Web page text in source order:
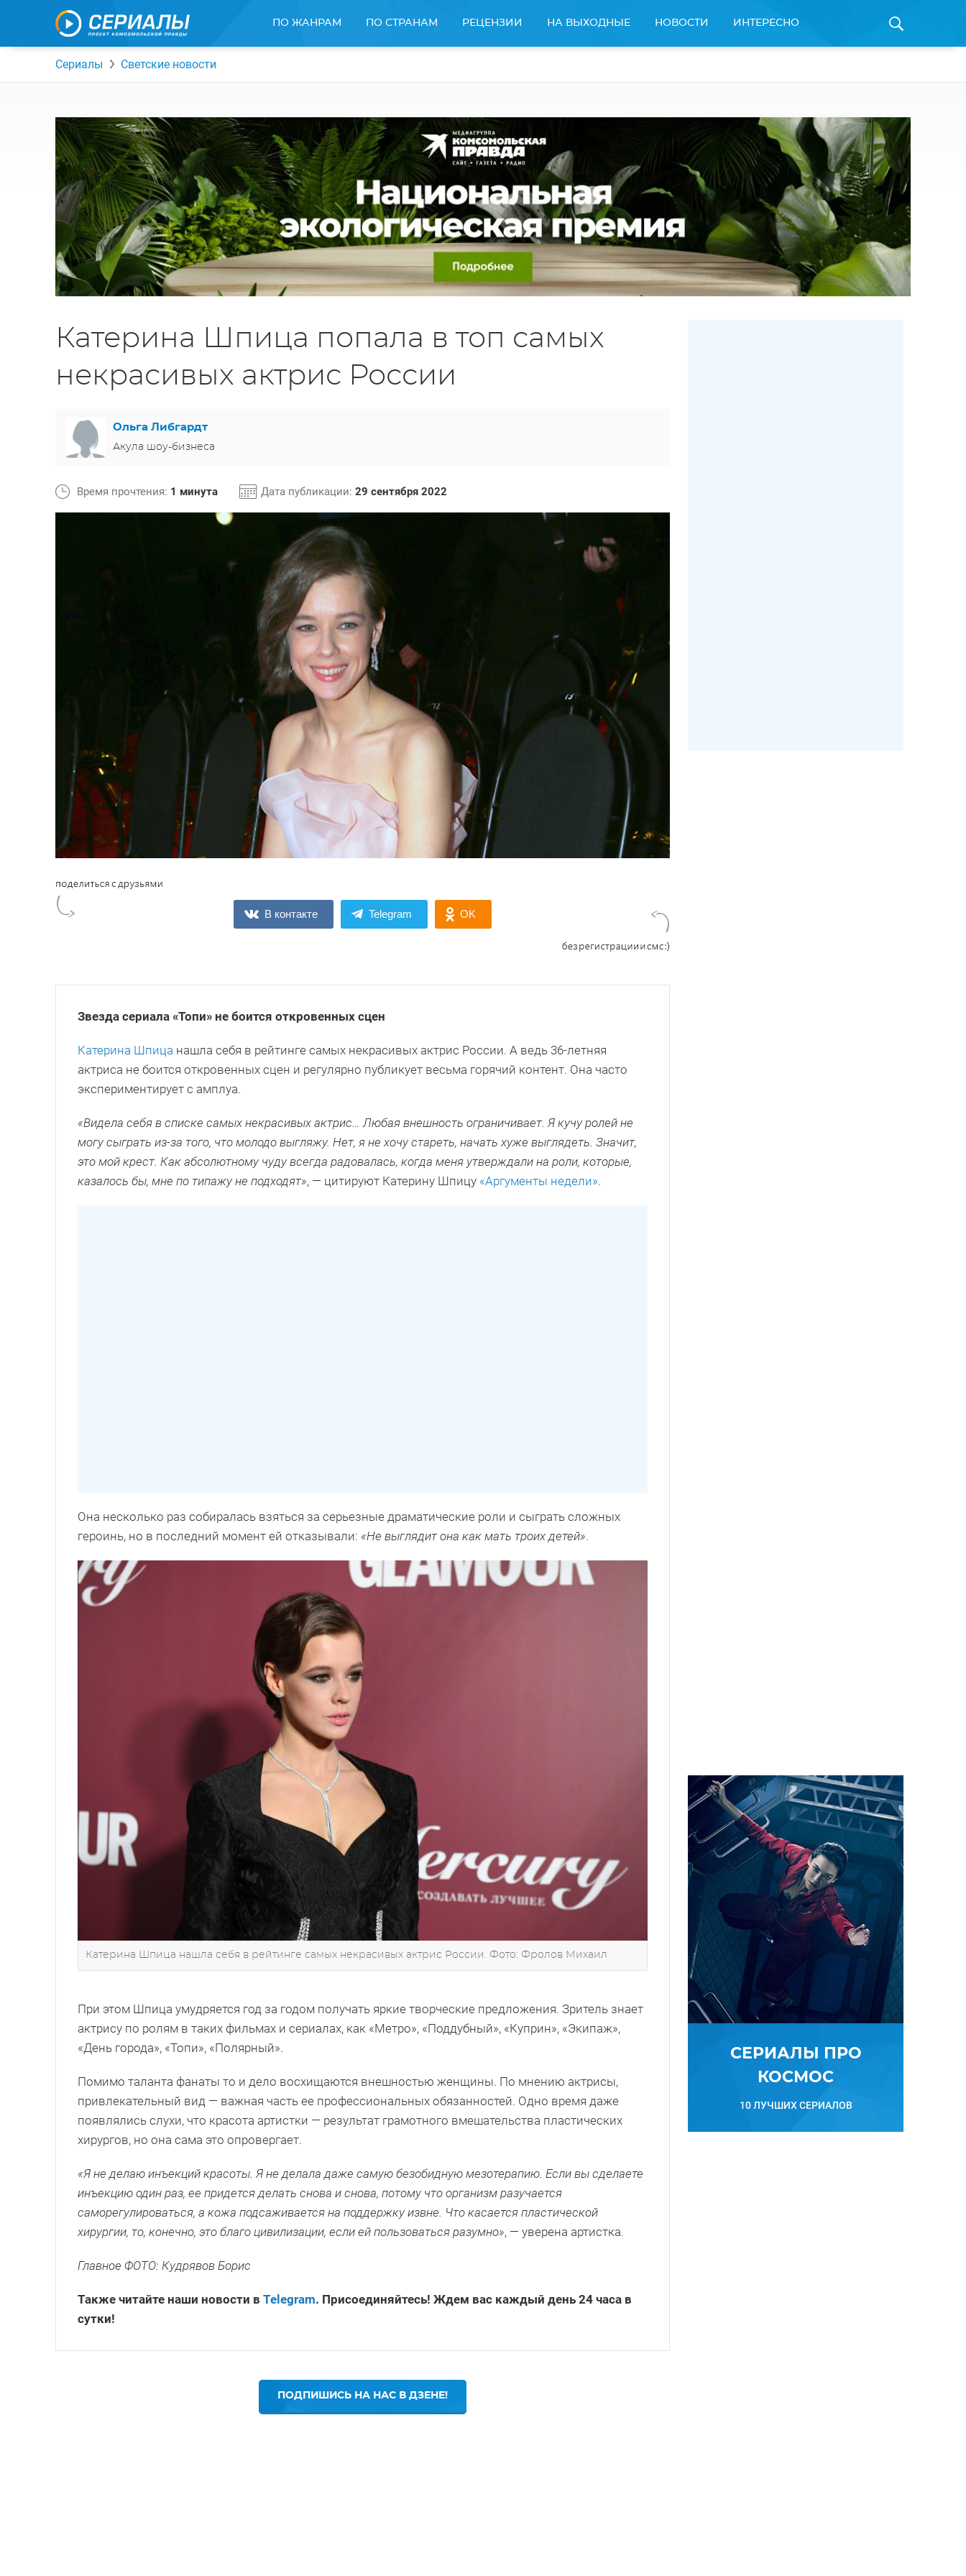
ПО ЖАНРАМ ПО СТРАНАМ РЕЦЕНЗИИ НА ВЫХОДНЫЕ НОВОСТИ ИНТЕРЕСНО
Сериалы Светские новости
Катерина Шпица попала в топ самых
некрасивых актрис России
Ольга Либгардт
Акула шоу-бизнеса
Время прочтения: 1 минута Дата публикации: 29 сентября 2022
В контакте Telegram OK
Звезда сериала «Топи» не боится откровенных сцен
Катерина Шпица нашла себя в рейтинге самых некрасивых актрис России. А ведь 36-летняя
актриса не боится откровенных сцен и регулярно публикует весьма горячий контент. Она часто
экспериментирует с амплуа.
«Видела себя в списке самых некрасивых актрис… Любая внешность ограничивает. Я кучу ролей не
могу сыграть из-за того, что молодо выгляжу. Нет, я не хочу стареть, начать хуже выглядеть. Значит,
это мой крест. Как абсолютному чуду всегда радовалась, когда меня утверждали на роли, которые,
казалось бы, мне по типажу не подходят», — цитируют Катерину Шпицу «Аргументы недели».
Она несколько раз собиралась взяться за серьезные драматические роли и сыграть сложных
героинь, но в последний момент ей отказывали: «Не выглядит она как мать троих детей».
Катерина Шпица нашла себя в рейтинге самых некрасивых актрис России. Фото: Фролов Михаил
При этом Шпица умудряется год за годом получать яркие творческие предложения. Зритель знает
актрису по ролям в таких фильмах и сериалах, как «Метро», «Поддубный», «Куприн», «Экипаж»,
«День города», «Топи», «Полярный».
Помимо таланта фанаты то и дело восхищаются внешностью женщины. По мнению актрисы,
привлекательный вид — важная часть ее профессиональных обязанностей. Одно время даже
появлялись слухи, что красота артистки — результат грамотного вмешательства пластических
хирургов, но она сама это опровергает.
«Я не делаю инъекций красоты. Я не делала даже самую безобидную мезотерапию. Если вы сделаете
инъекцию один раз, ее придется делать снова и снова, потому что организм разучается
саморегулироваться, а кожа подсаживается на поддержку извне. Что касается пластической
хирургии, то, конечно, это благо цивилизации, если ей пользоваться разумно», — уверена артистка.
Главное ФОТО: Кудрявов Борис
Также читайте наши новости в Telegram. Присоединяйтесь! Ждем вас каждый день 24 часа в
сутки!
ПОДПИШИСЬ НА НАС В ДЗЕНЕ!
СЕРИАЛЫ ПРО
КОСМОС
10 ЛУЧШИХ СЕРИАЛОВ